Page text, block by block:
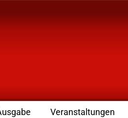
Zeitschrift für Leute
Veranstaltungen